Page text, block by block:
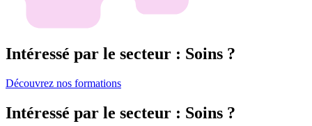
Intéressé par le secteur : Soins ?
Découvrez nos formations
Intéressé par le secteur : Soins ?